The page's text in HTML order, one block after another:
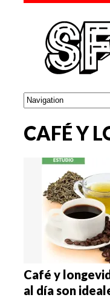
CAFÉ Y
Café y
al día son